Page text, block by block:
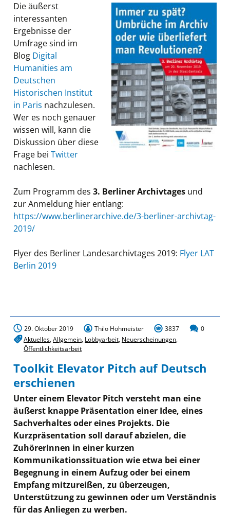
Die äußerst
interessanten
Ergebnisse der
Umfrage sind im
Blog Digital
Humanities am
Deutschen
Historischen Institut
in Paris nachzulesen.
Wer es noch genauer
wissen will, kann die
Diskussion über diese
Frage bei Twitter
nachlesen.
Zum Programm des 3. Berliner Archivtages und
zur Anmeldung hier entlang:
https://www.berlinerarchive.de/3-berliner-archivtag-
2019/
Flyer des Berliner Landesarchivtages 2019: Flyer LAT
Berlin 2019
29. Oktober 2019 Thilo Hohmeister 3837
0
Aktuelles,Allgemein, Lobbyarbeit, Neuerscheinungen,
Öffentlichkeitsarbeit
Toolkit Elevator Pitch auf Deutsch
erschienen
Unter einem Elevator Pitch versteht man eine
äußerst knappe Präsentation einer Idee, eines
Sachverhaltes oder eines Projekts. Die
Kurzpräsentation soll darauf abzielen, die
ZuhörerInnen in einer kurzen
Kommunikationssituation wie etwa bei einer
Begegnung in einem Aufzug oder bei einem
Empfang mitzureißen, zu überzeugen,
Unterstützung zu gewinnen oder um Verständnis
für das Anliegen zu werben.